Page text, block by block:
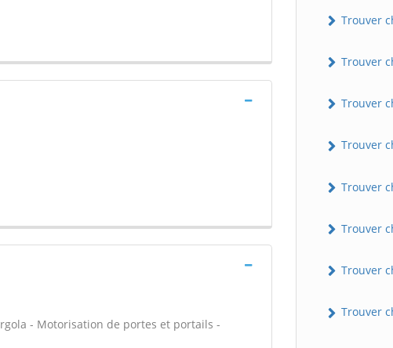
- Motorisation de portes et portails -
Trouver
Trouver
Trouver
Trouver
Trouver
Trouver
Trouver
Trouver